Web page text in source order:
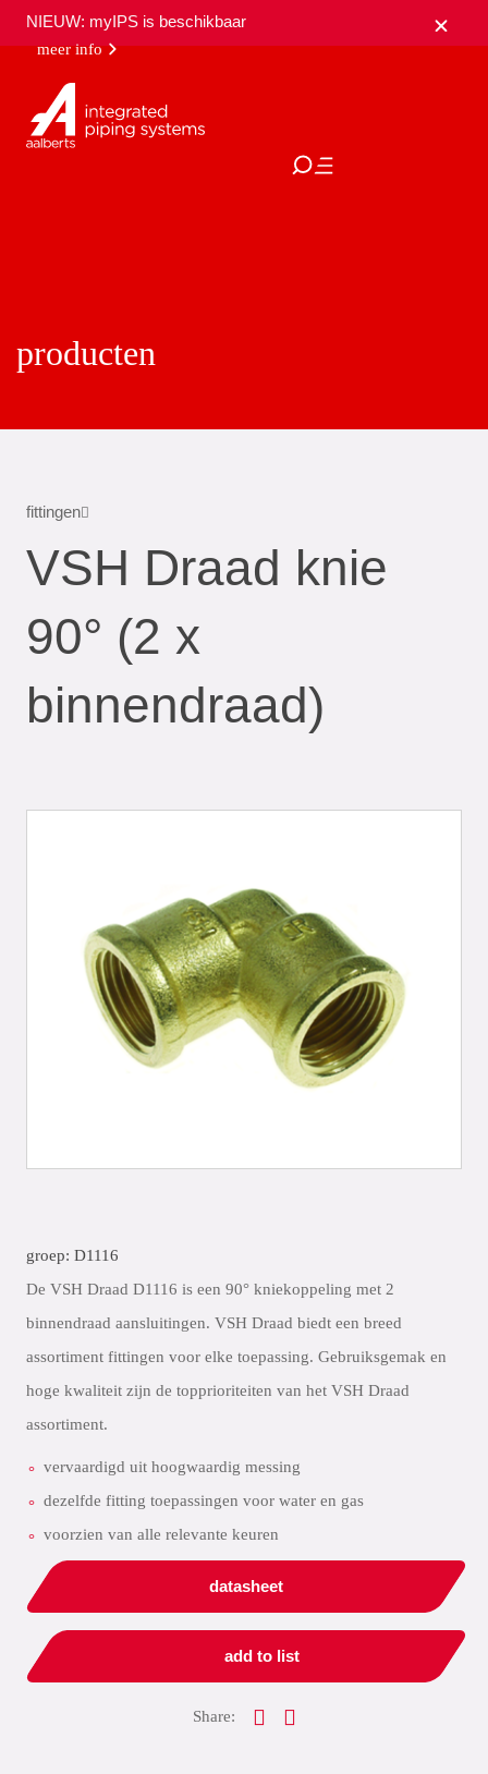
NIEUW: myIPS is beschikbaar
meer info
sluiten
producten
fittingen
VSH Draad knie
90° (2 x
binnendraad)
groep: D1116
De VSH Draad D1116 is een 90° kniekoppeling met 2
binnendraad aansluitingen. VSH Draad biedt een breed
assortiment fittingen voor elke toepassing. Gebruiksgemak en
hoge kwaliteit zijn de topprioriteiten van het VSH Draad
assortiment.
vervaardigd uit hoogwaardig messing
dezelfde fitting toepassingen voor water en gas
voorzien van alle relevante keuren
datasheet
add to list
Share: